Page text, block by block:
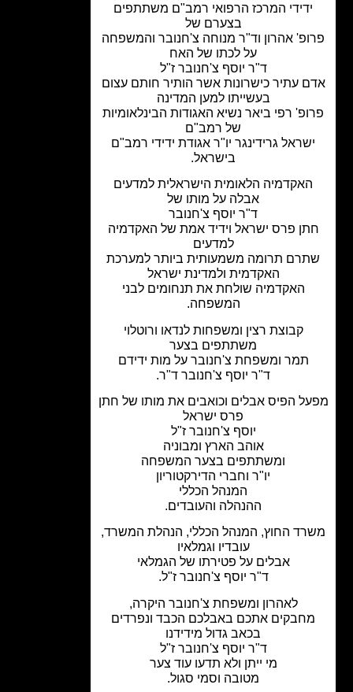
המרכז הרפואי רמב"ם משתתפים
בצערם של
אהרון וד"ר מנוחה צ'חנובר והמשפחה
על לכתו של האח
ד"ר יוסף צ'חנובר ז"ל
עתיר כישרונות אשר הותיר חותם עצום
בעשייתו למען המדינה
רפי ביאר נשיא האגודות הבינלאומיות
של רמב"ם
גרידינגר יו"ר אגודת ידידי רמב"ם
בישראל.
הלאומית הישראלית למדעים
אבלה על מותו של
ד"ר יוסף צ'חנובר
פרס ישראל וידיד אמת של האקדמיה
למדעים
תרומה משמעותית ביותר למערכת
האקדמית ולמדינת ישראל
האקדמיה שולחת את תנחומים לבני
המשפחה.
קבוצת רצין ומשפחות לנדאו ורוטלוי
משתתפים בצער
תמר ומשפחת צ'חנובר על מות ידידם
ד"ר יוסף צ'חנובר ד"ר.
הפיסאבלים וכואבים את מותו של חתן
פרס ישראל
יוסף צ'חנובר ז"ל
אוהב הארץ ומבוניה
ומשתתפים בצער המשפחה
יו"ר וחברי הדירקטוריון
המנהל הכללי
ההנהלה והעובדים.
החוץ, המנהל הכללי,הנהלת המשרד,
עובדיו וגמלאיו
אבלים על פטירתו של הגמלאי
ד"ר יוסף צ'חנובר ז"ל.
לאהרון ומשפחת צ'חנובר היקרה,
אתכם באבלכם הכבד ונפרדים
בכאב גדול מידידנו
ד"ר יוסף צ'חנובר ז"ל
מי ייתן ולא תדעו עוד צער
מטובה וסמי סגול.